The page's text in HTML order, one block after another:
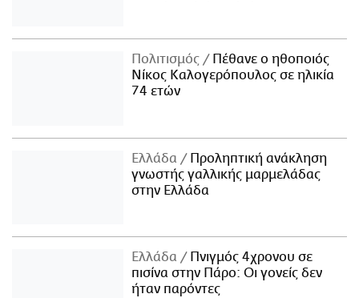
Πολιτισμός
Πέθανε ο ηθοποιός
Νίκος Καλογερόπουλος σε ηλικία
74 ετών
Ελλάδα
Προληπτική ανάκληση
γνωστής γαλλικής μαρμελάδας
στην Ελλάδα
Ελλάδα
Πνιγμός 4χρονου σε
πισίνα στην Πάρο: Οι γονείς δεν
ήταν παρόντες